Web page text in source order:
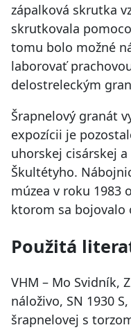
zápalková skrutka
skrutkovala
tomu bolo možné
laborovať
delostreleckým
Šrapnelový granát
expozícii je
uhorskej cisárskej
Škultétyho.
múzea v roku 1983
ktorom sa bojovalo
Použitá
VHM – Mo Svidník,
náloživo, SN 1930
šrapnelovej s